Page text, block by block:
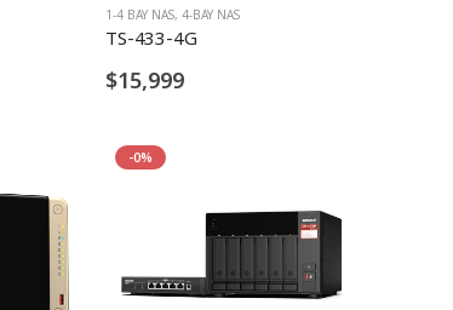
1-4 BAY NAS, 4-BAY NAS
TS-433-4G
$15,999
-0%